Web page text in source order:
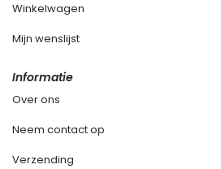
Winkelwagen
Mijn wenslijst
Informatie
Over ons
Neem contact op
Verzending